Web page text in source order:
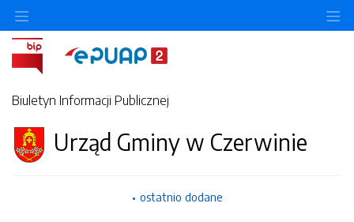
Biuletyn Informacji Publicznej
Urząd Gminy w Czerwinie
ostatnio dodane